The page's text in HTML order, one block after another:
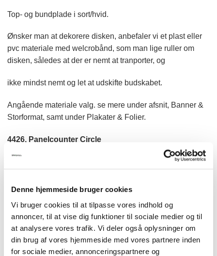
Denne hjemmeside bruger cookies
Vi bruger cookies til at tilpasse vores indhold og
annoncer, til at vise dig funktioner til sociale medier og til
at analysere vores trafik. Vi deler også oplysninger om
din brug af vores hjemmeside med vores partnere inden
for sociale medier, annonceringspartnere og
Top- og bundplade i sort/hvid.
Ønsker man at dekorere disken, anbefaler vi et plast eller
pvc materiale med welcrobånd, som man lige ruller om
disken, således at der er nemt at tranporter, og
ikke mindst nemt og let at udskifte budskabet.
Angående materiale valg. se mere under afsnit, Banner &
Storformat, samt under Plakater & Folier.
4426, Panelcounter Circle